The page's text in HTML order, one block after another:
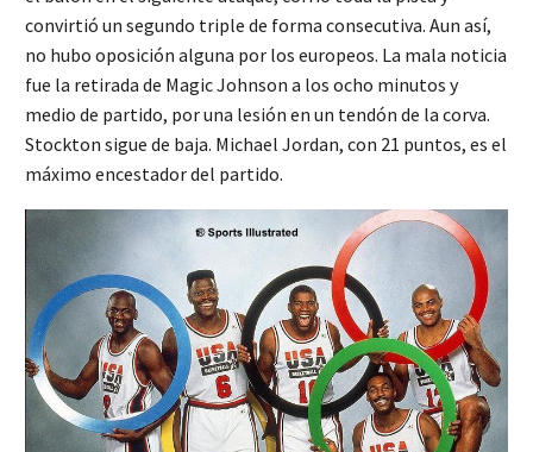
convirtió un segundo triple de forma consecutiva. Aun así,
no hubo oposición alguna por los europeos. La mala noticia
fue la retirada de Magic Johnson a los ocho minutos y
medio de partido, por una lesión en un tendón de la corva.
Stockton sigue de baja. Michael Jordan, con 21 puntos, es el
máximo encestador del partido.